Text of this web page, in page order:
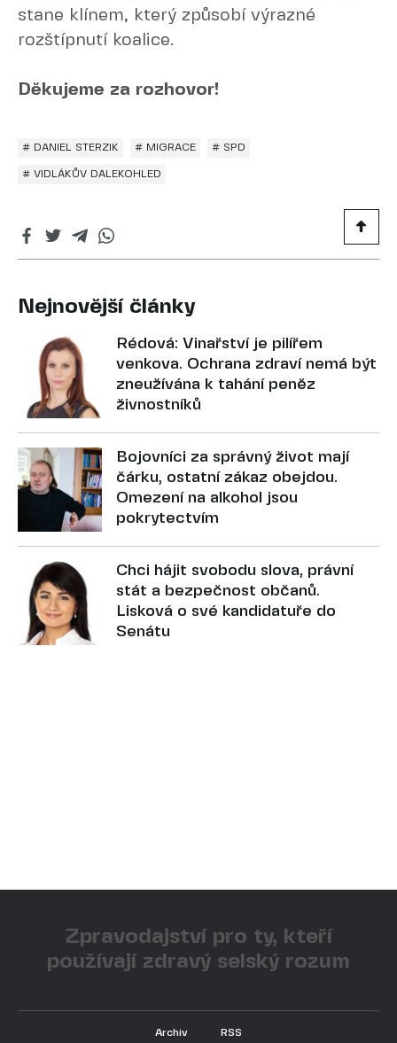
stane klínem, který způsobí výrazné
rozštípnutí koalice.
Děkujeme za rozhovor!
# DANIEL STERZIK # MIGRACE # SPD
# VIDLÁKŮV DALEKOHLED
Nejnovější články
Rédová: Vinařství je pilířem
venkova. Ochrana zdraví nemá být
zneužívána k tahání peněz
živnostníků
Bojovníci za správný život mají
čárku, ostatní zákaz obejdou.
Omezení na alkohol jsou
pokrytectvím
Chci hájit svobodu slova, právní
stát a bezpečnost občanů.
Lisková o své kandidatuře do
Senátu
Zpravodajství pro ty, kteří
používají zdravý selský rozum
Archiv RSS